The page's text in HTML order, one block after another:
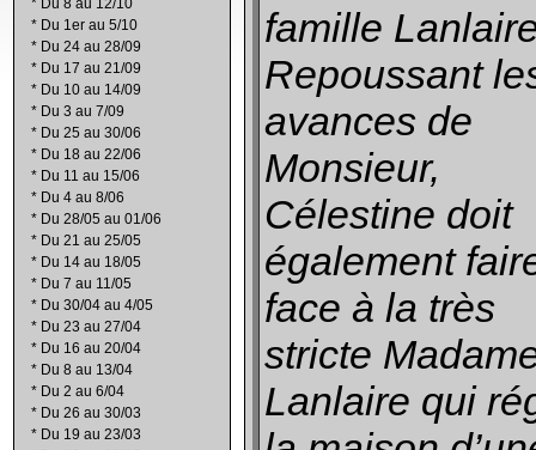
* Du 8 au 12/10
* Du 1er au 5/10
* Du 24 au 28/09
* Du 17 au 21/09
* Du 10 au 14/09
* Du 3 au 7/09
* Du 25 au 30/06
* Du 18 au 22/06
* Du 11 au 15/06
* Du 4 au 8/06
* Du 28/05 au 01/06
* Du 21 au 25/05
* Du 14 au 18/05
* Du 7 au 11/05
* Du 30/04 au 4/05
* Du 23 au 27/04
* Du 16 au 20/04
* Du 8 au 13/04
* Du 2 au 6/04
* Du 26 au 30/03
* Du 19 au 23/03
famille
Repoussant
avances de
Monsieur,
Célestine doit
également
face à la très
stricte
Lanlaire qui